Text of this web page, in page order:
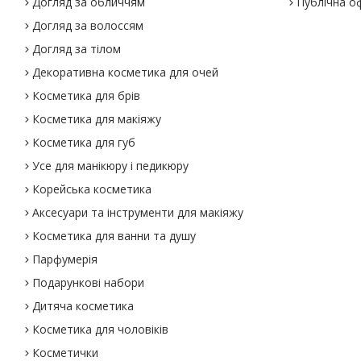
Догляд за волоссям
Догляд за тілом
Декоративна косметика для очей
Косметика для брів
Косметика для макіяжу
Косметика для губ
Усе для манікюру і педикюру
Корейська косметика
Аксесуари та інструменти для макіяжу
Косметика для ванни та душу
Парфумерія
Подарункові набори
Дитяча косметика
Косметика для чоловіків
Косметички